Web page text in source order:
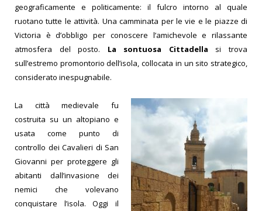
geograficamente e politicamente: il fulcro intorno al quale
ruotano tutte le attività. Una camminata per le vie e le piazze di
Victoria è d’obbligo per conoscere l’amichevole e rilassante
atmosfera del posto. La sontuosa Cittadella si trova
sull’estremo promontorio dell’isola, collocata in un sito strategico,
considerato inespugnabile.
La città medievale fu
costruita su un altopiano e
usata come punto di
controllo dei Cavalieri di San
Giovanni per proteggere gli
abitanti dall’invasione dei
nemici che volevano
conquistare l’isola. Oggi il